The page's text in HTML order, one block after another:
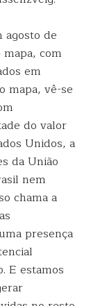
de
com
em
mapa, vê-se
do valor
Unidos, a
da União
nem
chama a
presença
E estamos